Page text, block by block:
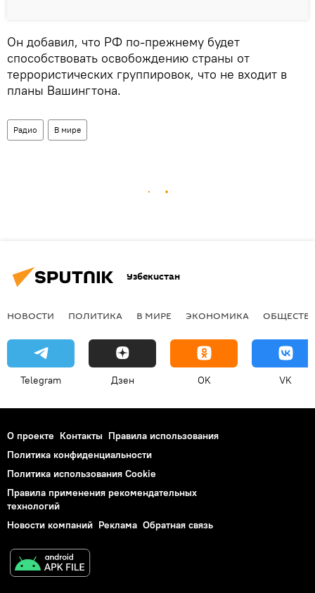
Он добавил, что РФ по-прежнему будет
способствовать освобождению страны от
террористических группировок, что не входит в
планы Вашингтона.
Радио В мире
Узбекистан
НОВОСТИ ПОЛИТИКА В МИРЕ ЭКОНОМИКА
Telegram Дзен OK VK
О проекте Контакты Правила использования
Политика конфиденциальности
Политика использования Cookie
Правила применения рекомендательных
технологий
Новости компаний Реклама Обратная связь